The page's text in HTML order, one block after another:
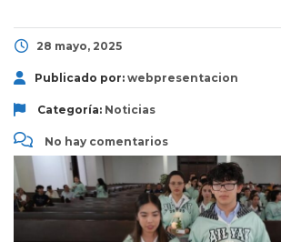
28 mayo, 2025
Publicado por: webpresentacion
Categoría: Noticias
No hay comentarios